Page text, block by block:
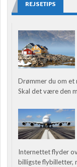
REJSETIPS
Drømmer du om et
Skal det være den
Internettet flyder
billigste flybilletter,